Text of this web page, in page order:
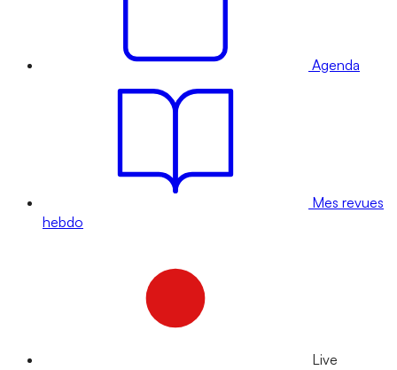
Agenda
Mes revues
hebdo
Live